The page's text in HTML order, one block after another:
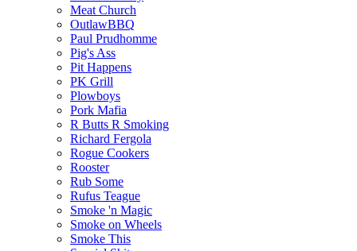
Meat Church
OutlawBBQ
Paul Prudhomme
Pig's Ass
Pit Happens
PK Grill
Plowboys
Pork Mafia
R Butts R Smoking
Richard Fergola
Rogue Cookers
Rooster
Rub Some
Rufus Teague
Smoke 'n Magic
Smoke on Wheels
Smoke This